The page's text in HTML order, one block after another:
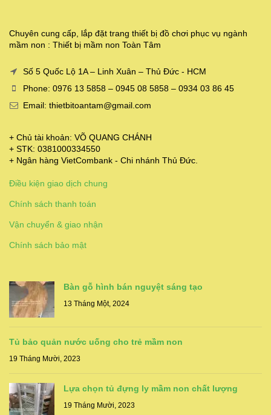
Chuyên cung cấp, lắp đặt trang thiết bị đồ chơi phục vụ ngành
mầm non : Thiết bị mầm non Toàn Tâm
Số 5 Quốc Lộ 1A – Linh Xuân – Thủ Đức - HCM
Phone: 0976 13 5858 – 0945 08 5858 – 0934 03 86 45
Email: thietbitoantam@gmail.com
+ Chủ tài khoản: VÕ QUANG CHÁNH
+ STK: 0381000334550
+ Ngân hàng VietCombank - Chi nhánh Thủ Đức.
Điều kiện giao dịch chung
Chính sách thanh toán
Vận chuyển & giao nhận
Chính sách bảo mật
Bàn gỗ hình bán nguyệt sáng tạo
13 Tháng Một, 2024
Tủ bảo quản nước uống cho trẻ mầm non
19 Tháng Mười, 2023
Lựa chọn tủ đựng ly mầm non chất lượng
19 Tháng Mười, 2023